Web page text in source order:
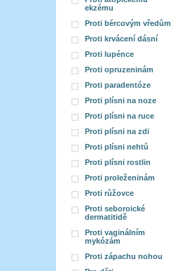
ekzému
Proti bércovým vředům
Proti krvácení dásní
Proti lupénce
Proti opruzeninám
Proti paradentóze
Proti plísni na noze
Proti plísni na ruce
Proti plísni na zdi
Proti plísni nehtů
Proti plísni rostlin
Proti proleženinám
Proti růžovce
Proti seboroické
dermatitidě
Proti vaginálním
mykózám
Proti zápachu nohou